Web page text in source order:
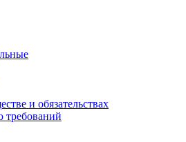
и обязательствах
требований